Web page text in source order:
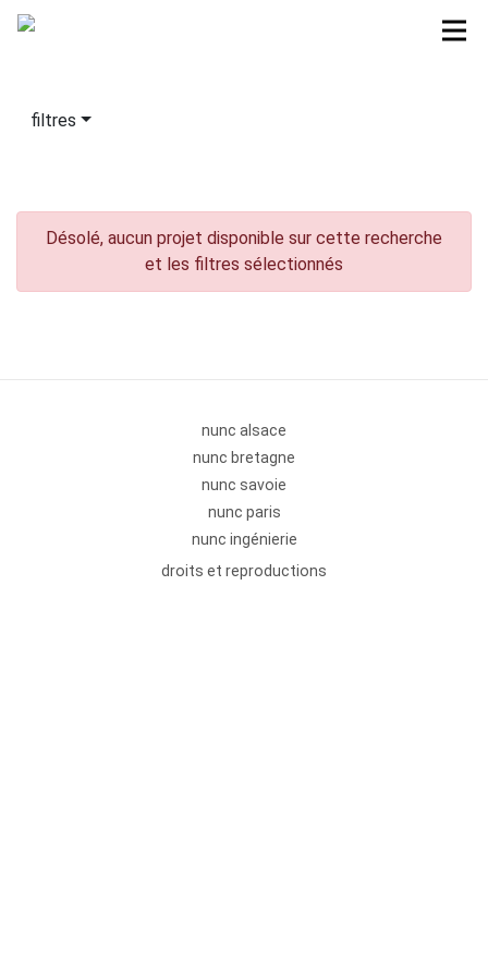
filtres
Désolé, aucun projet disponible sur cette recherche
et les filtres sélectionnés
nunc alsace
nunc bretagne
nunc savoie
nunc paris
nunc ingénierie
droits et reproductions